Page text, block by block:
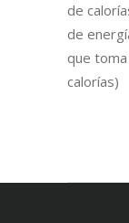
de
de
que
calorías)